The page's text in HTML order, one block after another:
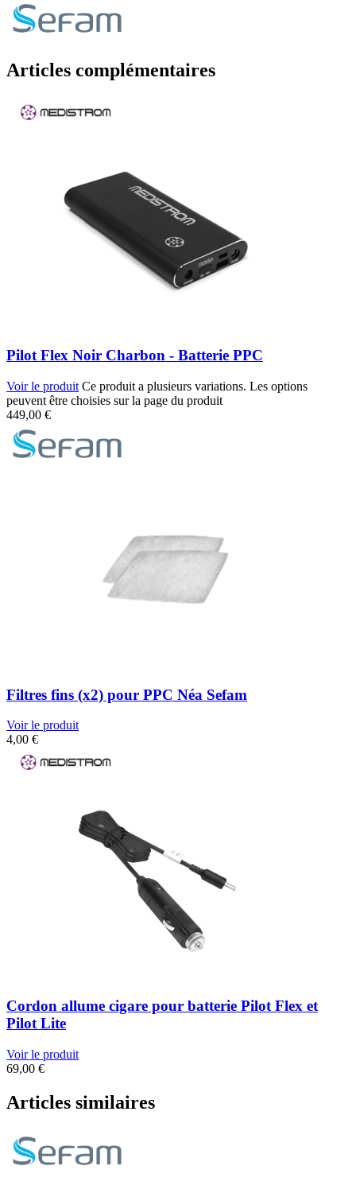
Articles complémentaires
Pilot Flex Noir Charbon - Batterie PPC
Voir le produit Ce produit a plusieurs variations. Les options
peuvent être choisies sur la page du produit
449,00 €
Filtres fins (x2) pour PPC Néa Sefam
Voir le produit
4,00 €
Cordon allume cigare pour batterie Pilot Flex et
Pilot Lite
Voir le produit
69,00 €
Articles similaires